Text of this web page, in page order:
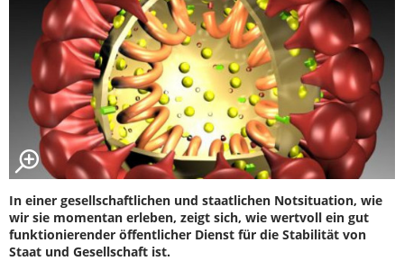
In einer gesellschaftlichen und staatlichen Notsituation, wie
wir sie momentan erleben, zeigt sich, wie wertvoll ein gut
funktionierender öffentlicher Dienst für die Stabilität von
Staat und Gesellschaft ist.